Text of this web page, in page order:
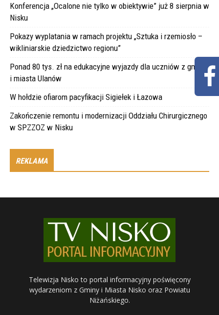
Konferencja „Ocalone nie tylko w obiektywie” już 8 sierpnia w
Nisku
Pokazy wyplatania w ramach projektu „Sztuka i rzemiosło –
wikliniarskie dziedzictwo regionu”
Ponad 80 tys. zł na edukacyjne wyjazdy dla uczniów z gminy
i miasta Ulanów
W hołdzie ofiarom pacyfikacji Sigiełek i Łazowa
Zakończenie remontu i modernizacji Oddziału Chirurgicznego
w SPZZOZ w Nisku
REKLAMA
Telewizja Nisko to portal informacyjny poświęcony
wydarzeniom z Gminy i Miasta Nisko oraz Powiatu
Niżańskiego.